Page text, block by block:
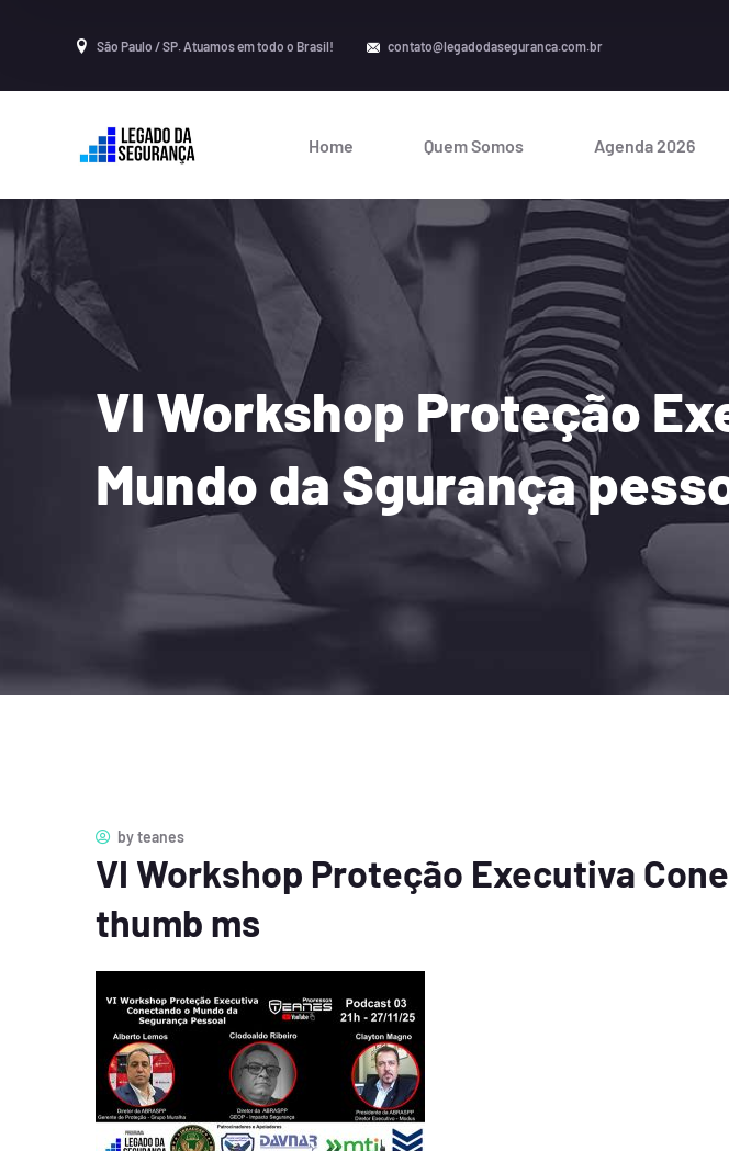
São Paulo / SP. Atuamos em todo o Brasil! contato@legadodaseguranca.com.br
Home Quem Somos Agenda 2026
VI Workshop Proteção
Mundo da Sgurança
byteanes
VI Workshop Proteção Executiva
thumb ms